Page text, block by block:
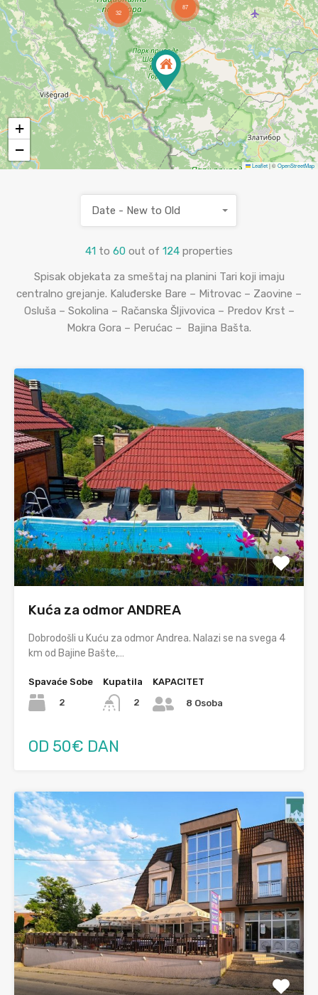
32
87
+
−
Leaflet|©OpenStreetMap
41 to 60 out of 124 properties
Date - New to Old
Spisak objekata za smeštaj na planini Tari koji imaju
centralno grejanje. Kaluđerske Bare – Mitrovac – Zaovine –
Osluša – Sokolina – Račanska Šljivovica – Predov Krst –
Mokra Gora – Perućac – Bajina Bašta.
Kuća za odmor ANDREA
Dobrodošli u Kuću za odmor Andrea. Nalazi se na svega 4
km od Bajine Bašte,…
Spavaće Sobe
2
Kupatila
2
KAPACITET
8 Osoba
OD 50€ DAN